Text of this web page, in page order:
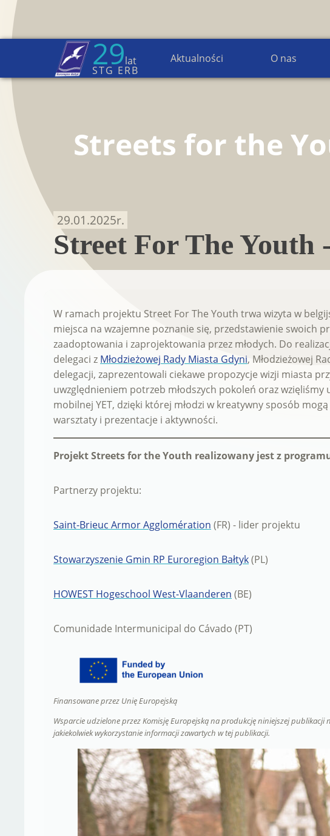
29lat
STG ERB
Aktualności O nas
Strona główna→Aktualności
Streets for the
Street For The
29.01.2025r.
W ramach projektu Street For The Youth trwa wizyta w
miejsca na wzajemne poznanie się, przedstawienie swoich
zaadoptowania i zaprojektowania przez młodych. Do
delegaci z Młodzieżowej Rady Miasta Gdyni, Młodzieżowej
delegacji, zaprezentowali ciekawe propozycje wizji miasta
uwzględnieniem potrzeb młodszych pokoleń oraz wzięliśmy
mobilnej YET, dzięki której młodzi w kreatywny sposób
warsztaty i prezentacje i aktywności.
Projekt Streets for the Youth realizowany jest z
Partnerzy projektu:
Saint-Brieuc Armor Agglomération (FR) - lider projektu
Stowarzyszenie Gmin RP Euroregion Bałtyk(PL)
HOWEST Hogeschool West-Vlaanderen (BE)
Comunidade Intermunicipal do Cávado (PT)
Finansowane przez Unię Europejską
Wsparcie udzielone przez Komisję Europejską na produkcję niniejszej
jakiekolwiek wykorzystanie informacji zawartych w tej publikacji.